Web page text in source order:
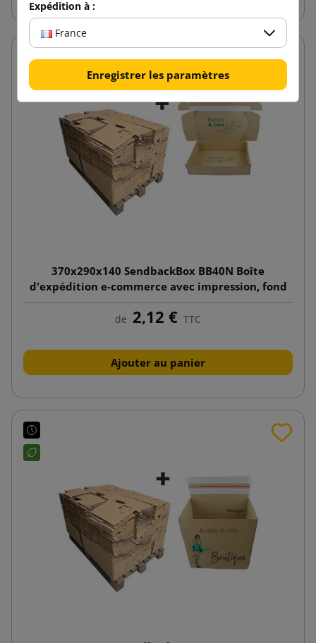
370x290x140 SendbackBox BB40N Boîte
d'expédition e-commerce avec impression, fond
automatique
de 2,12 € TTC
Ajouter au panier
Expédition à :
France
Enregistrer les paramètres